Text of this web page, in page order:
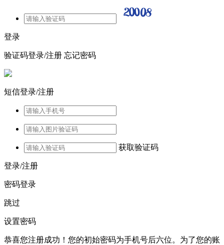
登录
验证码登录/注册 忘记密码
短信登录/注册
获取验证码
登录/注册
密码登录
跳过
设置密码
恭喜您注册成功！您的初始密码为手机号后六位。为了您的账